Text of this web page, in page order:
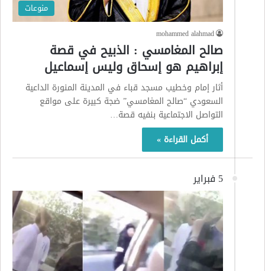
منوعات
mohammed alahmad
صالح المغامسي : الذبيح في قصة
إبراهيم هو إسحاق وليس إسماعيل
أثار إمام وخطيب مسجد قباء في المدينة المنورة الداعية
السعودي “صالح المغامسي” ضجة كبيرة على مواقع
التواصل الاجتماعية بنفيه قصة…
أكمل القراءة »
5 فبراير